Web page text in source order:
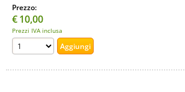
Prezzo:
€10,00
Prezzi IVA inclusa